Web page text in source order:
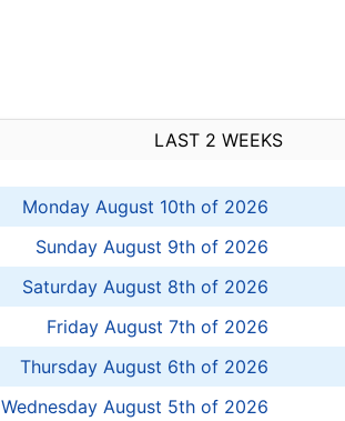
LAST 2 WEEKS
Monday August 10th of 2026
Sunday August 9th of 2026
Saturday August 8th of 2026
Friday August 7th of 2026
Thursday August 6th of 2026
Wednesday August 5th of 2026